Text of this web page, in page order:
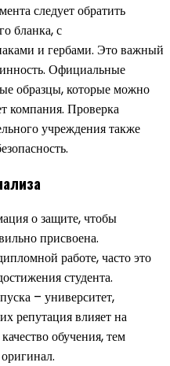
следует обратить
бланка, с
и гербами. Это важный
Официальные
образцы, которые можно
компания. Проверка
учреждения также
о защите, чтобы
присвоена.
работе, часто это
студента.
– университет,
репутация влияет на
обучения, тем